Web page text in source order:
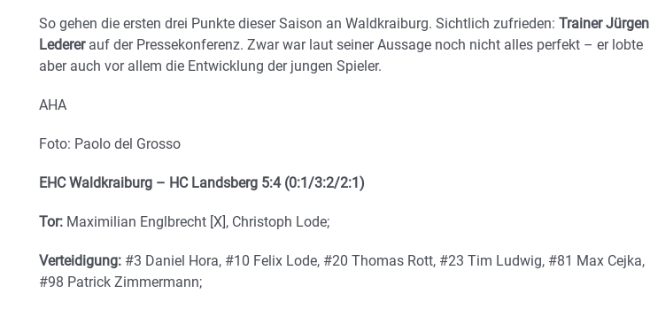
So gehen die ersten drei Punkte dieser Saison an Waldkraiburg. Sichtlich zufrieden: Trainer Jürgen
Ledererauf der Pressekonferenz. Zwar war laut seiner Aussage noch nicht alles perfekt – er lobte
aber auch vor allem die Entwicklung der jungen Spieler.
AHA
Foto: Paolo del Grosso
EHC Waldkraiburg – HC Landsberg 5:4 (0:1/3:2/2:1)
Tor: Maximilian Englbrecht [X], Christoph Lode;
Verteidigung: #3 Daniel Hora, #10 Felix Lode, #20 Thomas Rott, #23 Tim Ludwig, #81 Max Cejka,
#98 Patrick Zimmermann;